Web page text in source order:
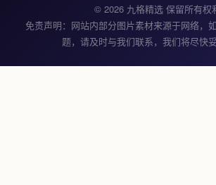
© 2026 九格精选 保留所有权
免责声明：网站内部分图片素材来源于网络，
题，请及时与我们联系，我们将尽快妥